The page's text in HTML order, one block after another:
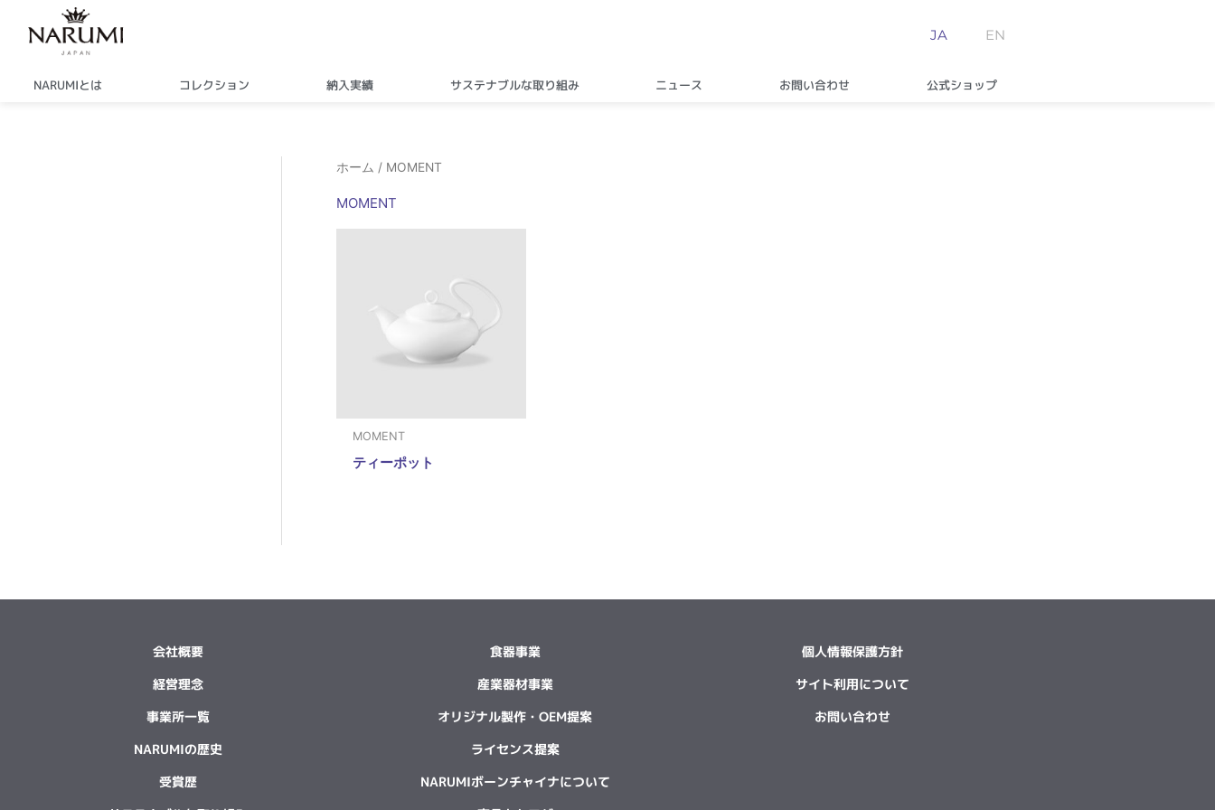
JA EN
NARUMIとは コレクション 納入実績 サステナブルな取り組み ニュース お問い合わせ 公式ショップ
ホーム / MOMENT
MOMENT
MOMENT
ティーポット
会社概要
経営理念
事業所一覧
NARUMIの歴史
受賞歴
食器事業
産業器材事業
オリジナル製作・OEM提案
ライセンス提案
NARUMIボーンチャイナについて
個人情報保護方針
サイト利用について
お問い合わせ